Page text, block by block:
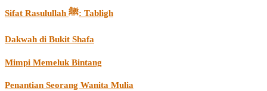
Sifat Rasulullah ﷺ: Tabligh
Dakwah di Bukit Shafa
Mimpi Memeluk Bintang
Penantian Seorang Wanita Mulia